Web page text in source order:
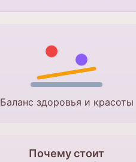
Баланс здоровья и красоты
Почему стоит